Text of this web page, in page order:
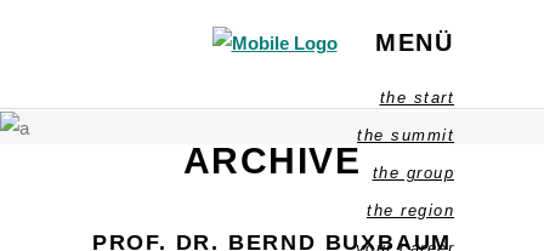
MENÜ
the start
the summit
the group
the region
ARCHIVE
PROF. DR. BERND BUXBAUM